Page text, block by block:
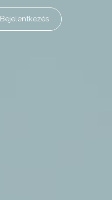
Bejelentkezés